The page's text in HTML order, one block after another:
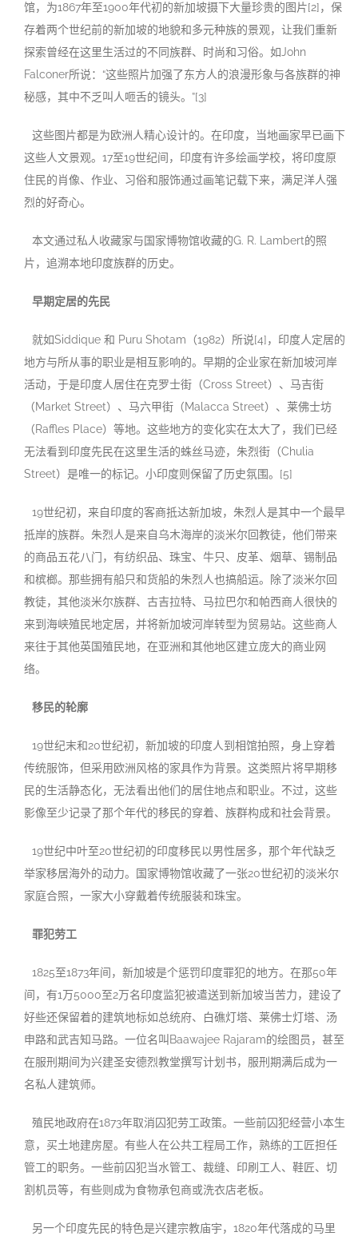
馆，为1867年至1900年代初的新加坡摄下大量珍贵的图片[2]，保
存着两个世纪前的新加坡的地貌和多元种族的景观，让我们重新
探索曾经在这里生活过的不同族群、时尚和习俗。如John
Falconer所说：“这些照片加强了东方人的浪漫形象与各族群的神
秘感，其中不乏叫人咂舌的镜头。”[3]
这些图片都是为欧洲人精心设计的。在印度，当地画家早已画下
这些人文景观。17至19世纪间，印度有许多绘画学校，将印度原
住民的肖像、作业、习俗和服饰通过画笔记载下来，满足洋人强
烈的好奇心。
本文通过私人收藏家与国家博物馆收藏的G. R. Lambert的照
片，追溯本地印度族群的历史。
早期定居的先民
就如Siddique 和 Puru Shotam（1982）所说[4]，印度人定居的
地方与所从事的职业是相互影响的。早期的企业家在新加坡河岸
活动，于是印度人居住在克罗士街（Cross Street）、马吉街
（Market Street）、马六甲街（Malacca Street）、莱佛士坊
（Raffles Place）等地。这些地方的变化实在太大了，我们已经
无法看到印度先民在这里生活的蛛丝马迹，朱烈街（Chulia
Street）是唯一的标记。小印度则保留了历史氛围。[5]
19世纪初，来自印度的客商抵达新加坡，朱烈人是其中一个最早
抵岸的族群。朱烈人是来自乌木海岸的淡米尔回教徒，他们带来
的商品五花八门，有纺织品、珠宝、牛只、皮革、烟草、锡制品
和槟榔。那些拥有船只和货船的朱烈人也搞船运。除了淡米尔回
教徒，其他淡米尔族群、古吉拉特、马拉巴尔和帕西商人很快的
来到海峡殖民地定居，并将新加坡河岸转型为贸易站。这些商人
来往于其他英国殖民地，在亚洲和其他地区建立庞大的商业网
络。
移民的轮廓
19世纪末和20世纪初，新加坡的印度人到相馆拍照，身上穿着
传统服饰，但采用欧洲风格的家具作为背景。这类照片将早期移
民的生活静态化，无法看出他们的居住地点和职业。不过，这些
影像至少记录了那个年代的移民的穿着、族群构成和社会背景。
19世纪中叶至20世纪初的印度移民以男性居多，那个年代缺乏
举家移居海外的动力。国家博物馆收藏了一张20世纪初的淡米尔
家庭合照，一家大小穿戴着传统服装和珠宝。
罪犯劳工
1825至1873年间，新加坡是个惩罚印度罪犯的地方。在那50年
间，有1万5000至2万名印度监犯被遣送到新加坡当苦力，建设了
好些还保留着的建筑地标如总统府、白礁灯塔、莱佛士灯塔、汤
申路和武吉知马路。一位名叫Baawajee Rajaram的绘图员，甚至
在服刑期间为兴建圣安德烈教堂撰写计划书，服刑期满后成为一
名私人建筑师。
殖民地政府在1873年取消囚犯劳工政策。一些前囚犯经营小本生
意，买土地建房屋。有些人在公共工程局工作，熟练的工匠担任
管工的职务。一些前囚犯当水管工、裁缝、印刷工人、鞋匠、切
割机员等，有些则成为食物承包商或洗衣店老板。
另一个印度先民的特色是兴建宗教庙宇，1820年代落成的马里